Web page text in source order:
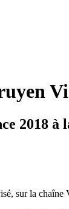
2018 à
sur la